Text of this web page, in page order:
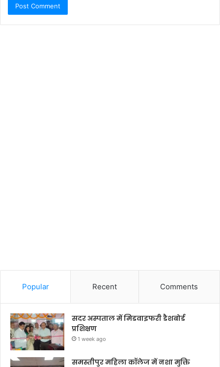
Popular Recent Comments
सदर अस्पताल में मिडवाइफरी डैशबोर्ड
प्रशिक्षण
1 week ago
समस्तीपुर महिला कॉलेज में नशा मुक्ति